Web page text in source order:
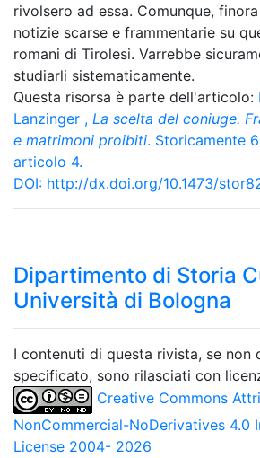
rivolsero ad essa. Comunque,
notizie scarse e frammentarie su
romani di Tirolesi. Varrebbe
studiarli sistematicamente.
Questa risorsa è parte dell'articolo:
Lanzinger , La scelta del coniuge.
e matrimoni proibiti. Storicamente
articolo 4.
DOI: http://dx.doi.org/10.1473/
Dipartimento di Storia
Università di Bologna
I contenuti di questa rivista, se non
specificato, sono rilasciati con
Creative Commons
NonCommercial-NoDerivatives 4.0
License 2004- 2026